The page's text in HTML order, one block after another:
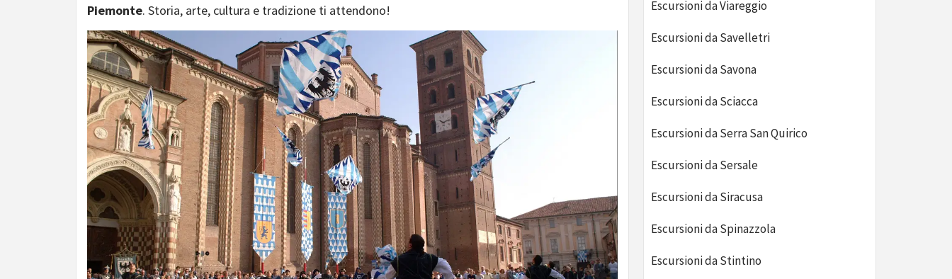
Piemonte. Storia, arte, cultura e tradizione ti attendono! Escursioni da Viareggio
Escursioni da Savelletri
Escursioni da Savona
Escursioni da Sciacca
Escursioni da Serra San Quirico
Escursioni da Sersale
Escursioni da Siracusa
Escursioni da Spinazzola
Escursioni da Stintino